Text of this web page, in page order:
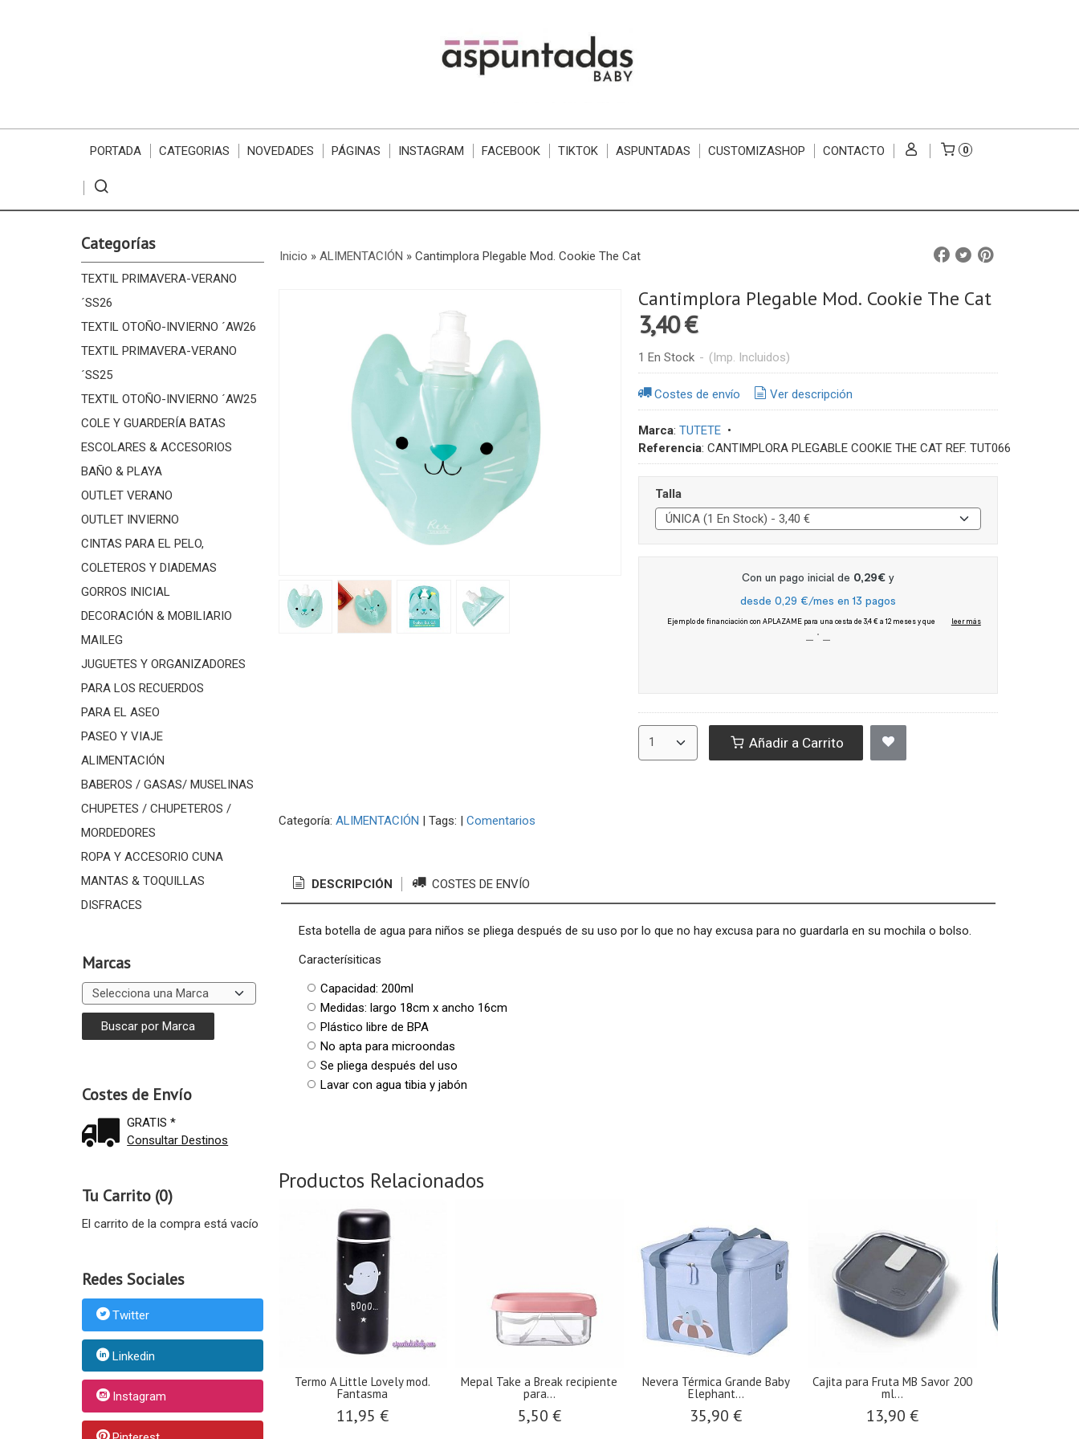
PORTADA CATEGORIAS NOVEDADES PÁGINAS INSTAGRAM FACEBOOK TIKTOK ASPUNTADAS CUSTOMIZASHOP CONTACTO 0
Categorías
TEXTIL PRIMAVERA-VERANO
´SS26
TEXTIL OTOÑO-INVIERNO ´AW26
TEXTIL PRIMAVERA-VERANO
´SS25
TEXTIL OTOÑO-INVIERNO ´AW25
COLE Y GUARDERÍA BATAS
ESCOLARES & ACCESORIOS
BAÑO & PLAYA
OUTLET VERANO
OUTLET INVIERNO
CINTAS PARA EL PELO,
COLETEROS Y DIADEMAS
GORROS INICIAL
DECORACIÓN & MOBILIARIO
MAILEG
JUGUETES Y ORGANIZADORES
PARA LOS RECUERDOS
PARA EL ASEO
PASEO Y VIAJE
ALIMENTACIÓN
BABEROS / GASAS/ MUSELINAS
CHUPETES / CHUPETEROS /
MORDEDORES
ROPA Y ACCESORIO CUNA
MANTAS & TOQUILLAS
DISFRACES
Marcas
Costes de Envío
GRATIS *
Consultar Destinos
Tu Carrito (0)
El carrito de la compra está vacío
Redes Sociales
Twitter
Linkedin
Instagram
Inicio » ALIMENTACIÓN » Cantimplora Plegable Mod. Cookie The Cat
Cantimplora Plegable Mod. Cookie The Cat
3,40 €
1 En Stock - (Imp. Incluidos)
Costes de envío Ver descripción
Marca: TUTETE•
Referencia: CANTIMPLORA PLEGABLE COOKIE THE CAT REF. TUT066
Talla
Añadir a Carrito
Categoría: ALIMENTACIÓN | Tags: | Comentarios
DESCRIPCIÓN COSTES DE ENVÍO
Esta botella de agua para niños se pliega después de su uso por lo que no hay excusa para no guardarla en su mochila o bolso.
Caracterísiticas
Capacidad: 200ml
Medidas: largo 18cm x ancho 16cm
Plástico libre de BPA
No apta para microondas
Se pliega después del uso
Lavar con agua tibia y jabón
Productos Relacionados
Termo A Little Lovely mod.
Fantasma
11,95 €
Mepal Take a Break recipiente
para...
5,50 €
Nevera Térmica Grande Baby
Elephant...
35,90 €
Cajita para Fruta MB Savor 200
ml...
13,90 €